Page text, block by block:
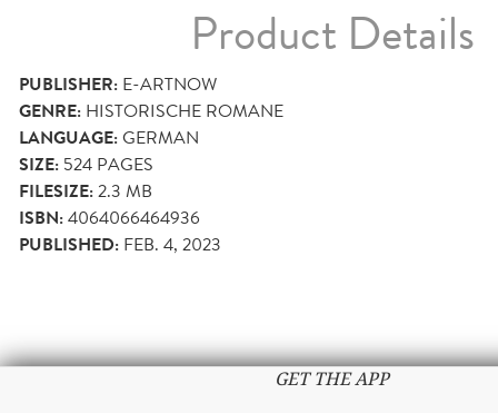
Product Details
PUBLISHER: E-ARTNOW
GENRE: HISTORISCHE ROMANE
LANGUAGE:GERMAN
SIZE: 524 PAGES
FILESIZE:2.3 MB
ISBN:4064066464936
PUBLISHED: FEB. 4, 2023
GET THE APP